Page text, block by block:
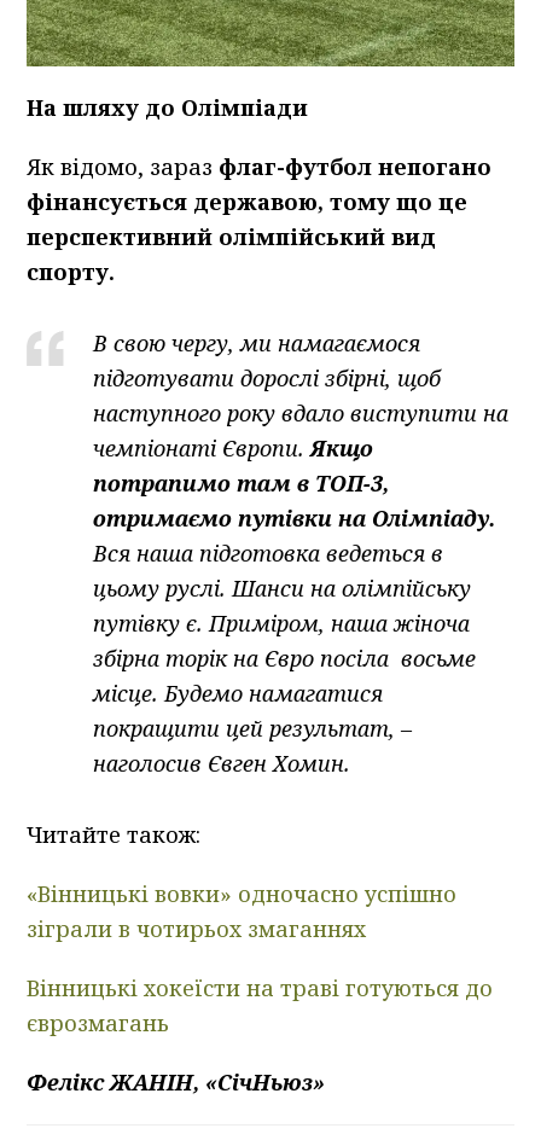
На шляху до Олімпіади
Як відомо, зараз флаг-футбол непогано
фінансується державою, тому що це
перспективний олімпійський вид
спорту.
В свою чергу, ми намагаємося
підготувати дорослі збірні, щоб
наступного року вдало виступити на
чемпіонаті Європи.Якщо
потрапимо там в ТОП-3,
отримаємо путівки на Олімпіаду.
Вся наша підготовка ведеться в
цьому руслі. Шанси на олімпійську
путівку є. Приміром, наша жіноча
збірна торік на Євро посіла восьме
місце. Будемо намагатися
покращити цей результат, –
наголосив Євген Хомин.
Читайте також:
«Вінницькі вовки» одночасно успішно
зіграли в чотирьох змаганнях
Вінницькі хокеїсти на траві готуються до
єврозмагань
Фелікс ЖАНІН, «СічНьюз»